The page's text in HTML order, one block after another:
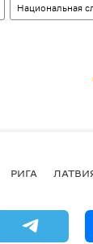
Национальная
РИГА